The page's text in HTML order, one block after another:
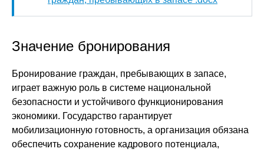
Значение бронирования
Бронирование граждан, пребывающих в запасе,
играет важную роль в системе национальной
безопасности и устойчивого функционирования
экономики. Государство гарантирует
мобилизационную готовность, а организация обязана
обеспечить сохранение кадрового потенциала,